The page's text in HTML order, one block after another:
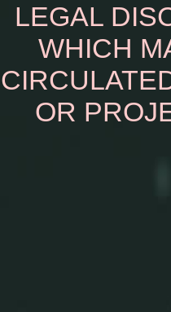
LEGAL
WHICH
OR